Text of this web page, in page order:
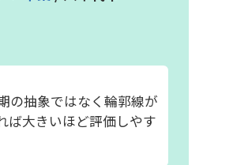
の抽象ではなく輪郭線が
ば大きいほど評価しやす